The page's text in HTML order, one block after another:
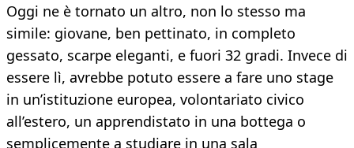
Oggi ne è tornato un altro, non lo stesso ma
simile: giovane, ben pettinato, in completo
gessato, scarpe eleganti, e fuori 32 gradi. Invece di
essere lì, avrebbe potuto essere a fare uno stage
in un’istituzione europea, volontariato civico
all’estero, un apprendistato in una bottega o
semplicemente a studiare in una sala